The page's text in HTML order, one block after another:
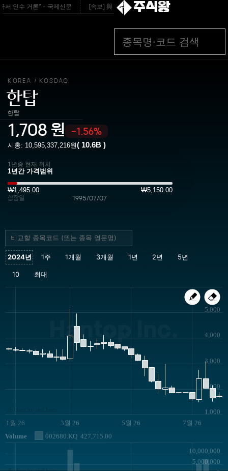
인수 거론” - 국제신문 [속보] 與 제주·인천 최고위원서 박선원, 최민희에 역
주식왕
KOREA / KOSDAQ
한탑
한탑
1,708 원 -1.56%
시총: 10,595,337,216원( 10.6B )
1년중 현재 위치
₩1,495.00 ₩5,150.00
상장일 1995/07/07
Hantop Inc.
1월 26 3월 26 5월 26 7월 26
1,000
2,000
3,000
4,000
5,000
Volume 002680.KQ 427,715.00
5,000,000
10,000,000